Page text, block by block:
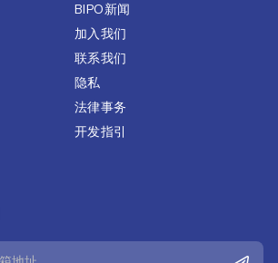
BIPO新闻​
加入我们
联系我们
隐私
法律事务
开发指引